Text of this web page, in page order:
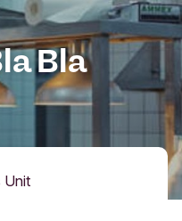
Bla
Unit